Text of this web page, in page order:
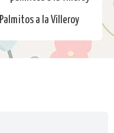
Palmitos a la Villeroy